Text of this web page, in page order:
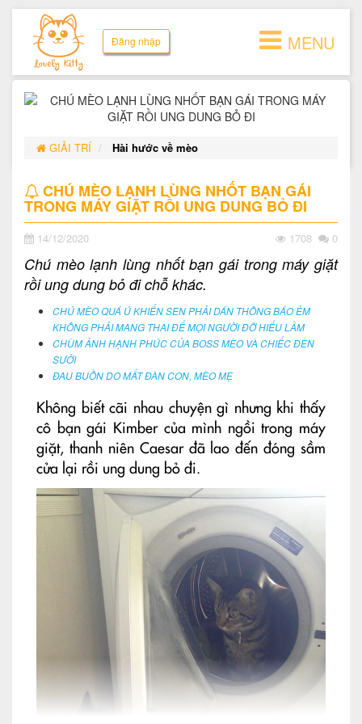
Đăng nhập
GIẢI TRÍ Hài hước về mèo
CHÚ MÈO LẠNH LÙNG NHỐT BẠN GÁI
TRONG MÁY GIẶT RỒI UNG DUNG BỎ ĐI
14/12/2020 1708 0
Chú mèo lạnh lùng nhốt bạn gái trong máy giặt
rồi ung dung bỏ đi chỗ khác.
CHÚ MÈO QUÁ Ú KHIẾN SEN PHẢI DÁN THÔNG BÁO ẺM
KHÔNG PHẢI MANG THAI ĐỂ MỌI NGƯỜI ĐỠ HIỂU LẦM
CHÙM ẢNH HẠNH PHÚC CỦA BOSS MÈO VÀ CHIẾC ĐÈN
SƯỞI
ĐAU BUỒN DO MẤT ĐÀN CON, MÈO MẸ
Không biết cãi nhau chuyện gì nhưng khi thấy
cô bạn gái Kimber của mình ngồi trong máy
giặt, thanh niên Caesar đã lao đến đóng sầm
cửa lại rồi ung dung bỏ đi.
MENU